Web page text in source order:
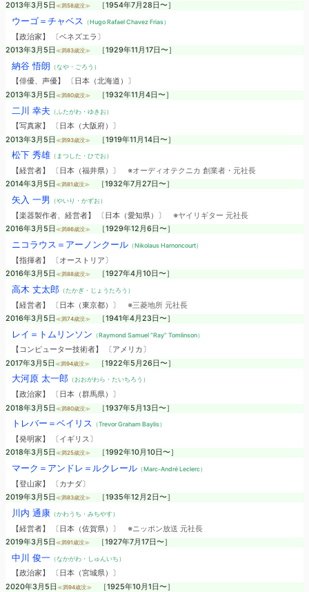
2013年3月5日 ≪満58歳没≫ ［1954年7月28日〜］
ウーゴ＝チャベス （Hugo Rafael Chavez Frias）
【政治家】 〔ベネズエラ〕
2013年3月5日 ≪満83歳没≫ ［1929年11月17日〜］
納谷 悟朗 （なや・ごろう）
【俳優、声優】 〔日本（北海道）〕
2013年3月5日 ≪満80歳没≫ ［1932年11月4日〜］
二川 幸夫 （ふたがわ・ゆきお）
【写真家】 〔日本（大阪府）〕
2013年3月5日 ≪満93歳没≫ ［1919年11月14日〜］
松下 秀雄（まつした・ひでお）
【経営者】 〔日本（福井県）〕 ※オーディオテクニカ 創業者・元社長
2014年3月5日 ≪満81歳没≫ ［1932年7月27日〜］
矢入 一男 （やいり・かずお）
【楽器製作者、経営者】 〔日本（愛知県）〕 ※ヤイリギター 元社長
2016年3月5日 ≪満86歳没≫ ［1929年12月6日〜］
ニコラウス＝アーノンクール（Nikolaus Harnoncourt）
【指揮者】 〔オーストリア〕
2016年3月5日 ≪満88歳没≫ ［1927年4月10日〜］
高木 丈太郎（たかぎ・じょうたろう）
【経営者】 〔日本（東京都）〕 ※三菱地所 元社長
2016年3月5日 ≪満74歳没≫ ［1941年4月23日〜］
レイ＝トムリンソン （Raymond Samuel “Ray” Tomlinson）
【コンピューター技術者】 〔アメリカ〕
2017年3月5日 ≪満94歳没≫ ［1922年5月26日〜］
大河原 太一郎（おおがわら・たいちろう）
【政治家】 〔日本（群馬県）〕
2018年3月5日 ≪満80歳没≫ ［1937年5月13日〜］
トレバー＝ベイリス （Trevor Graham Baylis）
【発明家】 〔イギリス〕
2018年3月5日 ≪満25歳没≫ ［1992年10月10日〜］
マーク＝アンドレ＝ルクレール（Marc-André Leclerc）
【登山家】 〔カナダ〕
2019年3月5日 ≪満83歳没≫ ［1935年12月2日〜］
川内 通康（かわうち・みちやす）
【経営者】 〔日本（佐賀県）〕 ※ニッポン放送 元社長
2019年3月5日 ≪満91歳没≫ ［1927年7月17日〜］
中川 俊一（なかがわ・しゅんいち）
【政治家】 〔日本（宮城県）〕
2020年3月5日 ≪満94歳没≫ ［1925年10月1日〜］